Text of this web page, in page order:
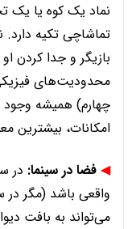
نماد یک کوه یا یک
تماشاچی تکیه دارد.
بازیگر و جدا کردن
محدودیت‌های
چهارم) همیشه وجود
امکانات، بیشترین
◀ فضا در سینما: در
واقعی باشد (مگر
می‌تواند به بافت